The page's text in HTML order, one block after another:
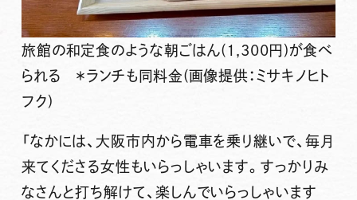
旅館の和定食のような朝ごはん(1,300円)が食べ
られる ＊ランチも同料金(画像提供：ミサキノヒト
フク)
「なかには、大阪市内から電車を乗り継いで、毎月
来てくださる女性もいらっしゃいます。すっかりみ
なさんと打ち解けて、楽しんでいらっしゃいます